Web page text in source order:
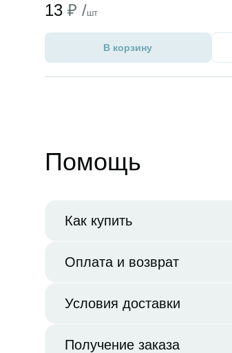
13 ₽ /шт
В корзину
Помощь
Как купить
Оплата и возврат
Условия доставки
Получение заказа